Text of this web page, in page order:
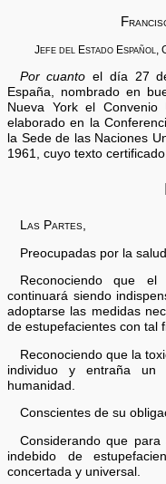
Jefe del Estado Español,
Por cuanto el día 27
España, nombrado en
Nueva York el Convenio
elaborado en la
la Sede de las Naciones
1961, cuyo texto
Las Partes,
Preocupadas por la
Reconociendo que
continuará siendo
adoptarse las medidas
de estupefacientes con tal
Reconociendo que la
individuo y entraña un
humanidad.
Conscientes de su
Considerando que
indebido de
concertada y universal.